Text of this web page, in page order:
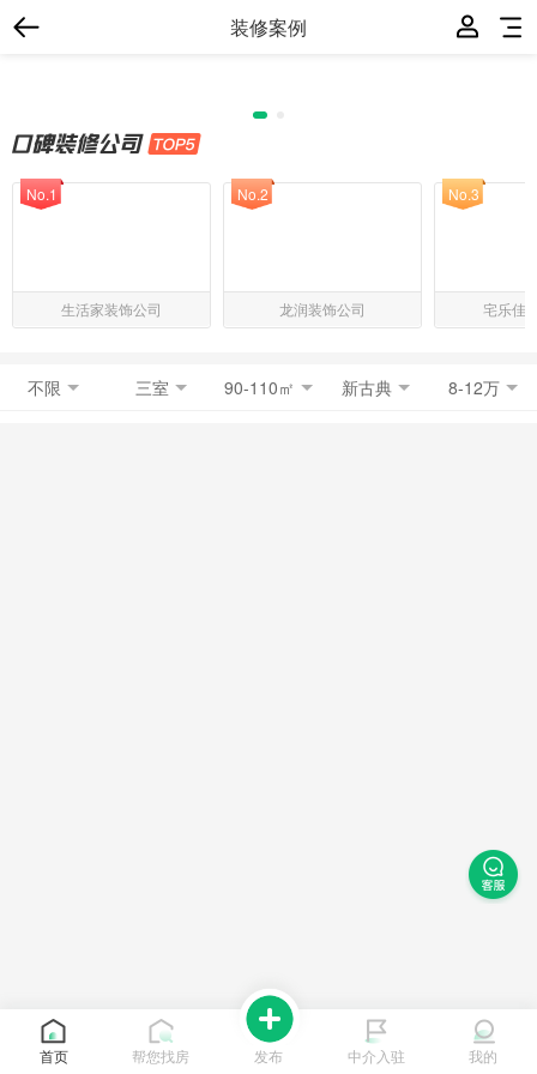
装修案例
生活家装饰公司
No.1
龙润装饰公司
No.2
宅乐佳
No.3
不限 三室 90-110㎡ 新古典 8-12万
首页 帮您找房 发布 中介入驻 我的